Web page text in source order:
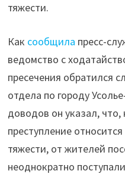
тяжести.
Как сообщила пресс-
ведомство с
пресечения обратился
отдела по городу
доводов он указал, что,
преступление
тяжести, от жителей
неоднократно